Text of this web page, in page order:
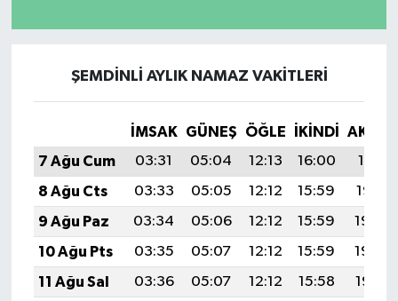
ŞEMDINLI AYLIK NAMAZ VAKITLERI
İMSAK GÜNEŞ ÖĞLE İKINDI
7 Ağu Cum
03:31 05:04 12:13 16:00
19:11
8 Ağu Cts
03:33 05:05 12:12 15:59
19:10
9 Ağu Paz
03:34 05:06 12:12 15:59
19:09
10 Ağu Pts
03:35 05:07 12:12 15:59
19:08
11 Ağu Sal
03:36 05:07 12:12 15:58
19:07